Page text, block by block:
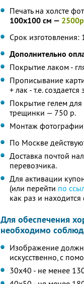
Печать на холсте
100х100 см —
Срок
Дополнительно
Покрытие лаком -
Прописывание
+ лак - т.е.
Покрытие гелем
трещинки — 750 р.
Монтаж
По Москве
Доставка почтой
перевозчика.
Для активации
(или перейти по
как раз и
Для обеспечения
необходимо
Изображение
искусственно, с
30х40 - не менее